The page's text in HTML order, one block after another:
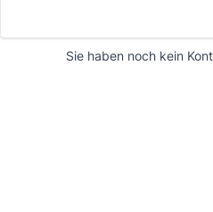
Sie haben noch kein